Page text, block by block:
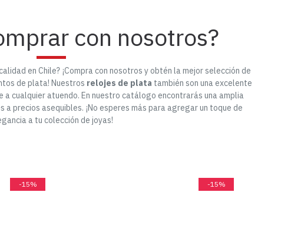
con nosotros?
en Chile? ¡Compra con nosotros y obtén la mejor selección de
de plata! Nuestros relojes de plata también son una excelente
cualquier atuendo. En nuestro catálogo encontrarás una amplia
a precios asequibles. ¡No esperes más para agregar un toque de
a tu colección de joyas!
-15% -15%